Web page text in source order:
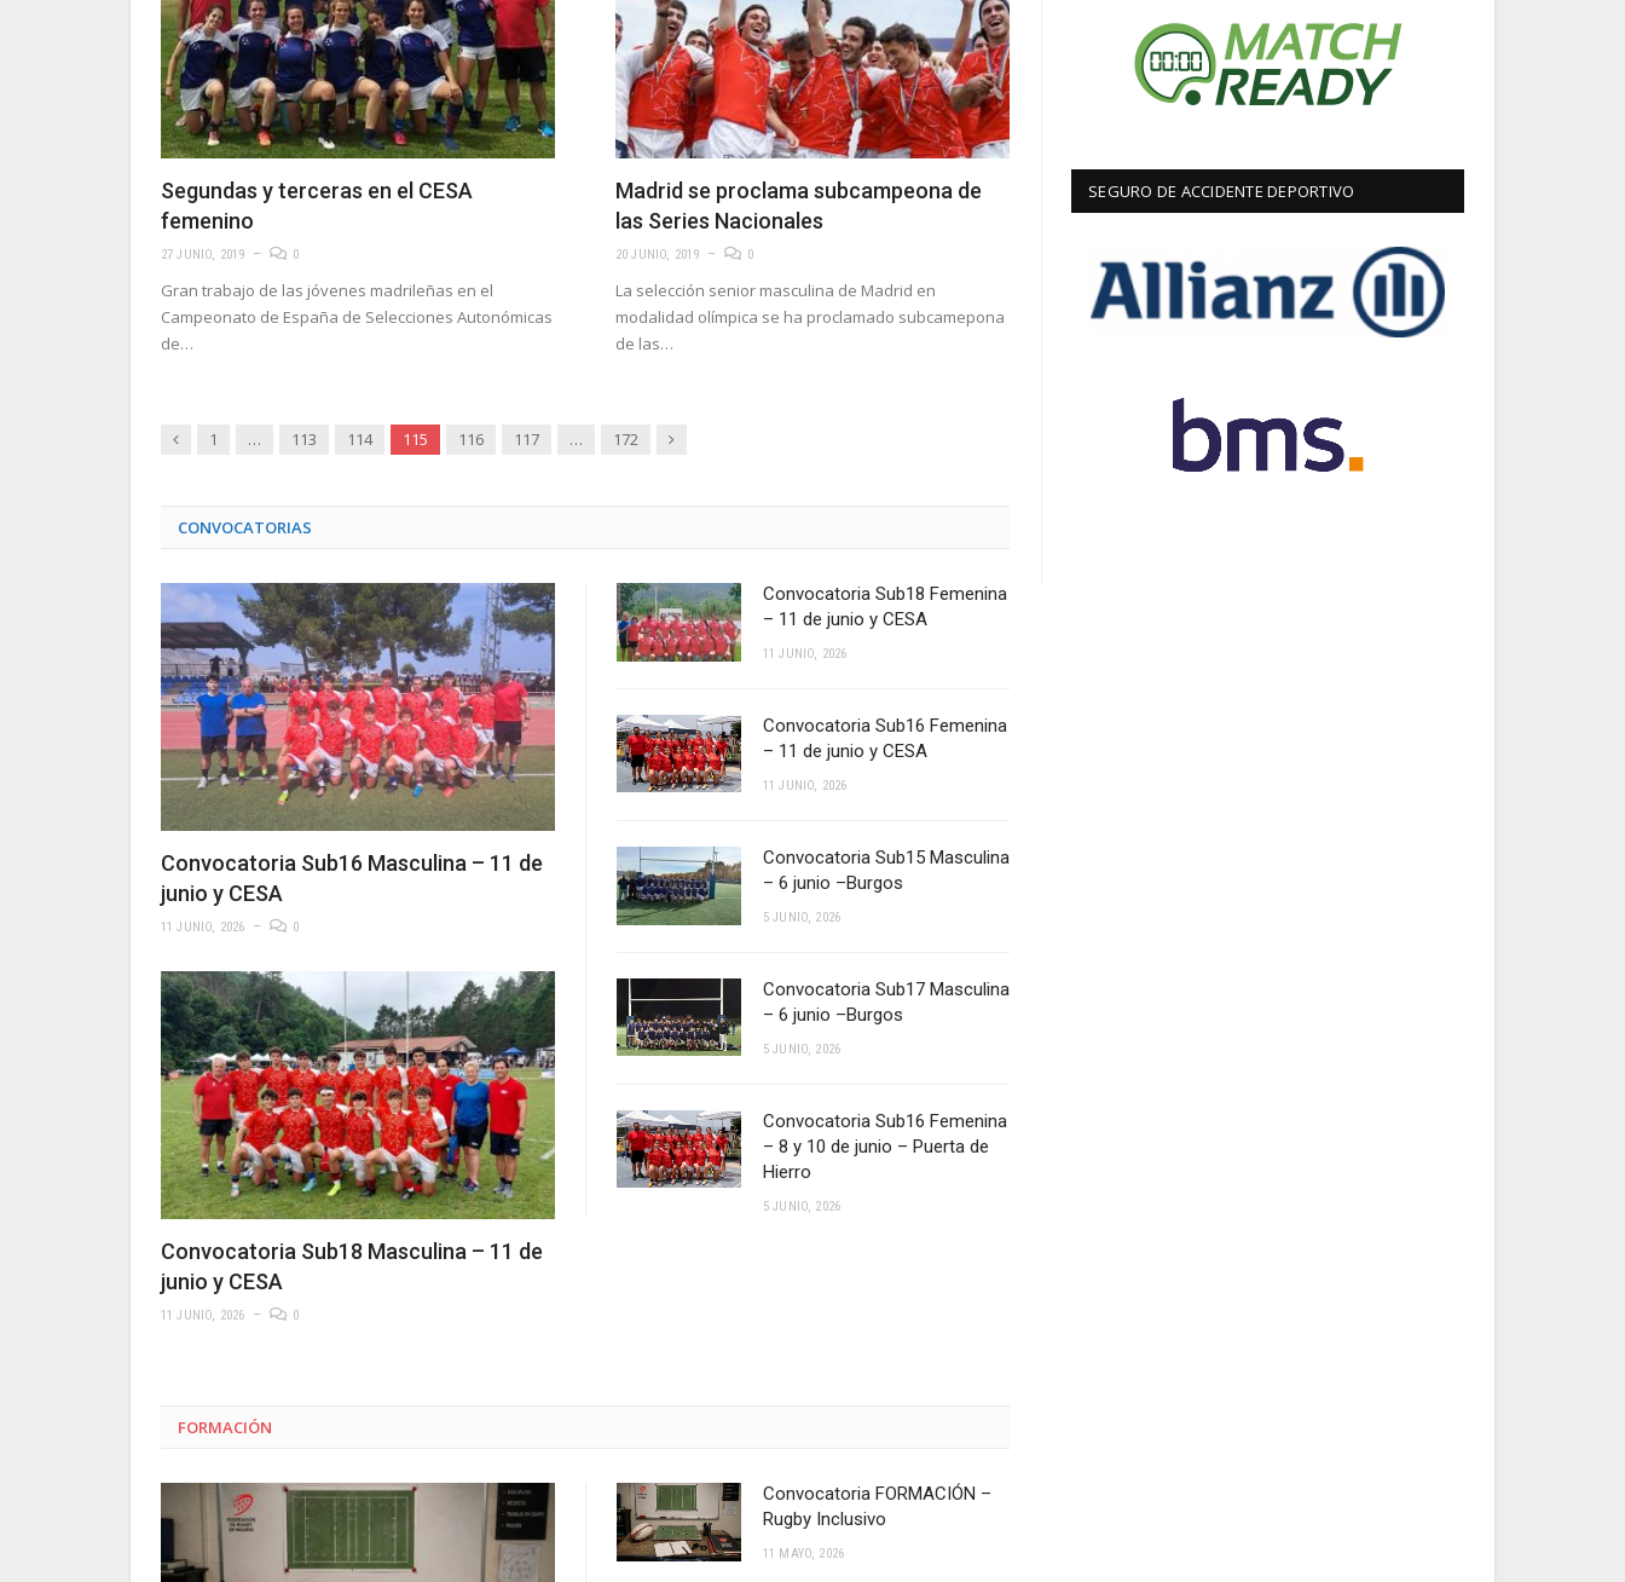
Segundas y terceras en el CESA
femenino
27 JUNIO, 2019 0
Gran trabajo de las jóvenes madrileñas en el
Campeonato de España de Selecciones Autonómicas
de…
Madrid se proclama subcampeona de
las Series Nacionales
20 JUNIO, 2019 0
La selección senior masculina de Madrid en
modalidad olímpica se ha proclamado subcamepona
de las…
Anterior
1 … 113 114 115 116 117 … 172 Siguiente
CONVOCATORIAS
Convocatoria Sub16 Masculina – 11 de
junio y CESA
11 JUNIO, 2026 0
Convocatoria Sub18 Masculina – 11 de
junio y CESA
11 JUNIO, 2026 0
Convocatoria Sub18 Femenina
– 11 de junio y CESA
11 JUNIO, 2026
Convocatoria Sub16 Femenina
– 11 de junio y CESA
11 JUNIO, 2026
Convocatoria Sub15 Masculina
– 6 junio –Burgos
5 JUNIO, 2026
Convocatoria Sub17 Masculina
– 6 junio –Burgos
5 JUNIO, 2026
Convocatoria Sub16 Femenina
– 8 y 10 de junio – Puerta de
Hierro
5 JUNIO, 2026
FORMACIÓN
Convocatoria FORMACIÓN –
Rugby Inclusivo
11 MAYO, 2026
SEGURO DE ACCIDENTE DEPORTIVO